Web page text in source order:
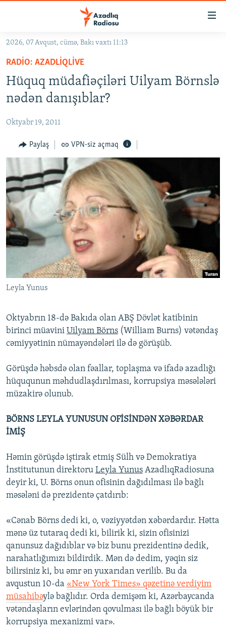
Əsas
qayıt
Əsas
naviqasiyaya
qayıt
Axtarışa
GÜNDƏM
KORRUPSIOMETR
FƏRQƏ BAX
QANUNI DOĞRU
MULTIMEDIA
VIDEO
FOTOQALEREYA
İNFOQRAFIKA
RADIO ARXIV
OXU ZALI
AZƏRBAYCAN ƏDƏBIYYATI KITABXANASI
İSLAM VƏ DEMOKRATIYA
İZ - MƏDƏNIYYƏT PROQRAMI
HAQQIMIZDA
MISSIYAMIZ
PEŞƏ ETIKASI VƏ JURNALISTIKA STANDARTLARIMIZ
MATERIALLARIMIZDAN ISTIFADƏ
AZADLIQRADIOSU MOBIL TELEFONUNUZDA
XƏBƏR BÜLLETENLƏRIMIZ
BIZI IZLƏ
RFE/RL-in bütün saytları
2026, 07 Avqust, cümə, Bakı vaxtı 11:13
RADIO: AZADLIQLIVE
Hüquq müdafiəçiləri Uilyam Börnslə
nədən danışıblar?
Oktyabr 19, 2011
Paylaş VPN-siz açmaq
Leyla Yunus
Oktyabrın 18-də Bakıda olan ABŞ Dövlət katibinin
birinci müavini Uilyam Börns (William Burns) vətəndaş
cəmiyyətinin nümayəndələri ilə də görüşüb.
Görüşdə həbsdə olan fəallar, toplaşma və ifadə azadlığı
hüququnun məhdudlaşdırılması, korrupsiya məsələləri
müzakirə olunub.
BÖRNS LEYLA YUNUSUN OFİSİNDƏN XƏBƏRDAR
İMİŞ
Həmin görüşdə iştirak etmiş Sülh və Demokratiya
İnstitutunun direktoru Leyla Yunus AzadlıqRadiosuna
deyir ki, U. Börns onun ofisinin dağıdılması ilə bağlı
məsələni də prezidentə çatdırıb:
«Cənab Börns dedi ki, o, vəziyyətdən xəbərdardır. Hətta
mənə üz tutaraq dedi ki, bilirik ki, sizin ofisinizi
qanunsuz dağıdıblar və biz bunu prezidentinə dedik,
narahatlığımızı bildirdik. Mən də dedim, yəqin siz
bilirsiniz ki, bu əmr ən yuxarıdan verilib. Bu da
avqustun 10-da «New York Times» qəzetinə verdiyim
müsahibəylə bağlıdır. Orda demişəm ki, Azərbaycanda
vətəndaşların evlərindən qovulması ilə bağlı böyük bir
korrupsiya mexanizmi var».